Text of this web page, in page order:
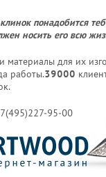
понадобится
носить его всю
материалы для их
работы.39000
95-00